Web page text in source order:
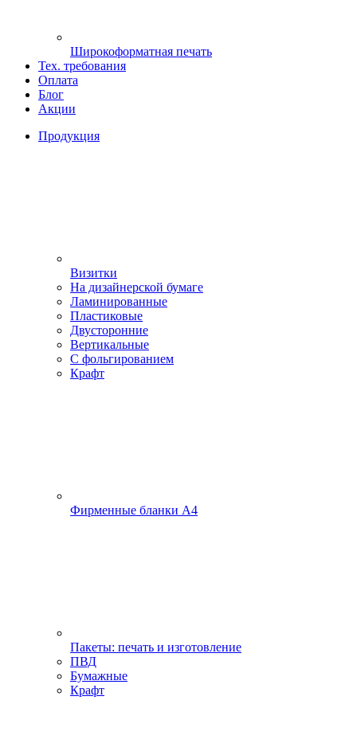
Широкоформатная печать
Тех. требования
Оплата
Блог
Акции
Продукция
Визитки
На дизайнерской бумаге
Ламинированные
Пластиковые
Двусторонние
Вертикальные
С фольгированием
Крафт
Фирменные бланки А4
Пакеты: печать и изготовление
ПВД
Бумажные
Крафт